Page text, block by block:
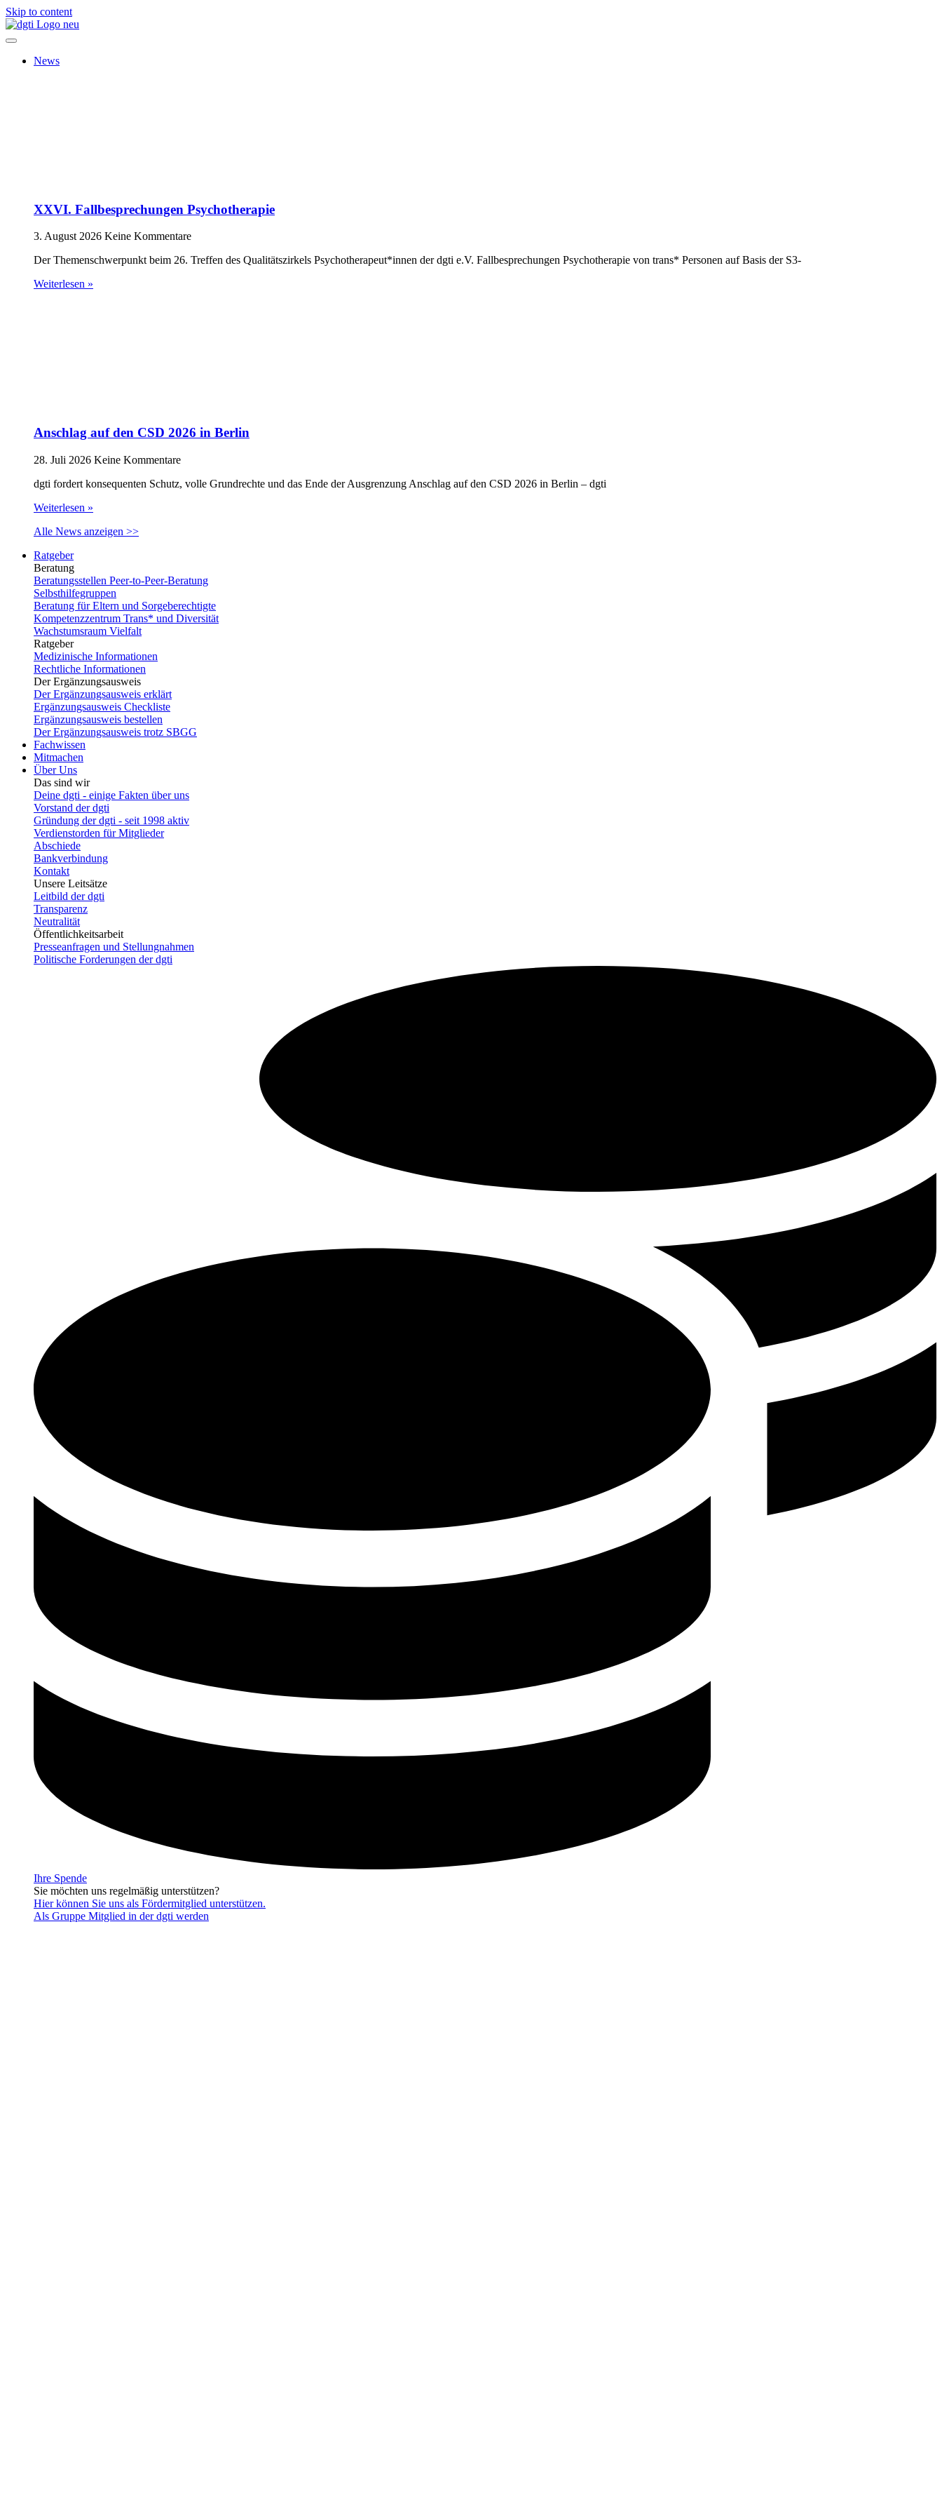
Skip to content
News
XXVI. Fallbesprechungen Psychotherapie
3. August 2026 Keine Kommentare
Der Themenschwerpunkt beim 26. Treffen des Qualitätszirkels Psychotherapeut*innen der dgti e.V. Fallbesprechungen Psychotherapie von trans* Personen auf Basis der S3-
Weiterlesen »
Anschlag auf den CSD 2026 in Berlin
28. Juli 2026 Keine Kommentare
dgti fordert konsequenten Schutz, volle Grundrechte und das Ende der Ausgrenzung Anschlag auf den CSD 2026 in Berlin – dgti
Weiterlesen »
Alle News anzeigen >>
Ratgeber
Beratung
Beratungsstellen Peer-to-Peer-Beratung
Selbsthilfegruppen
Beratung für Eltern und Sorgeberechtigte
Kompetenzzentrum Trans* und Diversität
Wachstumsraum Vielfalt
Ratgeber
Medizinische Informationen
Rechtliche Informationen
Der Ergänzungsausweis
Der Ergänzungsausweis erklärt
Ergänzungsausweis Checkliste
Ergänzungsausweis bestellen
Der Ergänzungsausweis trotz SBGG
Fachwissen
Mitmachen
Über Uns
Das sind wir
Deine dgti - einige Fakten über uns
Vorstand der dgti
Gründung der dgti - seit 1998 aktiv
Verdienstorden für Mitglieder
Abschiede
Bankverbindung
Kontakt
Unsere Leitsätze
Leitbild der dgti
Transparenz
Neutralität
Öffentlichkeitsarbeit
Presseanfragen und Stellungnahmen
Politische Forderungen der dgti
Ihre Spende
Sie möchten uns regelmäßig unterstützen?
Hier können Sie uns als Fördermitglied unterstützen.
Als Gruppe Mitglied in der dgti werden